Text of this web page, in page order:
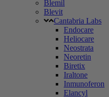
Blemil
Blevit
Cantabria Labs
Endocare
Heliocare
Neostrata
Neoretin
Biretix
Iraltone
Inmunoferon
Elancyl